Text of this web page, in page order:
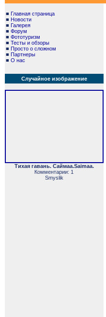
■ Главная страница
■ Новости
■ Галерея
■ Форум
■ Фототуризм
■ Тесты и обзоры
■ Просто о сложном
■ Партнеры
■ О нас
Случайное изображение
Тихая гавань. Саймаа.Saimaa.
Комментарии: 1
Smyslik